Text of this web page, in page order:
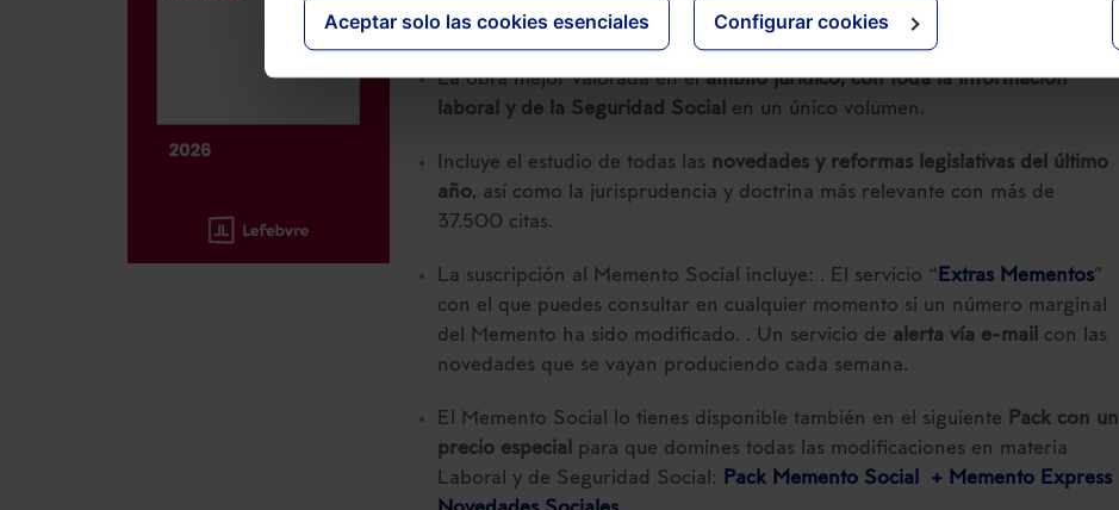
Aceptar solo las cookies esenciales Configurar cookies
La obra mejor valorada en elámbito jurídico, con toda la información
laboral y de la Seguridad Social en un único volumen.
Incluye el estudio de todas las novedades y reformas legislativas del último
año, así como la jurisprudencia y doctrina más relevante con más de
37.500 citas.
La suscripción al Memento Social incluye: . El servicio “Extras Mementos”
con el que puedes consultar en cualquier momento si un número marginal
del Memento ha sido modificado. . Un servicio de alerta vía e-mail con las
novedades que se vayan produciendo cada semana.
El Memento Social lo tienes disponible también en el siguiente Pack con un
precio especial para que domines todas las modificaciones en materia
Laboral y de Seguridad Social: Pack Memento Social + Memento Express